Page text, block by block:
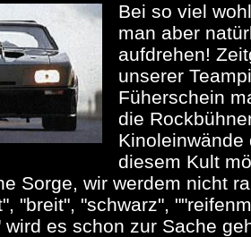
Bei so viel
man aber
aufdrehen!
unserer
Füherschein
die
Kinoleinwände
diesem Kult
Sorge, wir werdem nicht
"breit", "schwarz",
wird es schon zur Sache